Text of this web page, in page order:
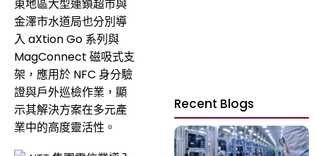
東地區大型連鎖超市與
金澤市水道局也分別導
入 aXtion Go 系列與
MagConnect 磁吸式支
架，應用於 NFC 身分驗
證與戶外巡檢作業，顯
示其解決方案在多元產
業中的高度靈活性。
Recent Blogs